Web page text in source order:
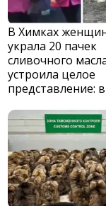
В Химках
украла 20 пачек
сливочного
устроила целое
представление: